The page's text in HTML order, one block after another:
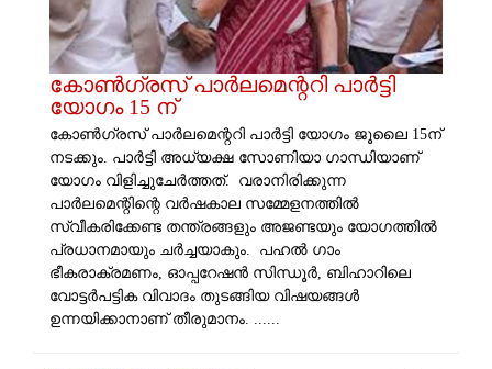
കോണ്‍ഗ്രസ് പാര്‍ലമെന്ററി പാര്‍ട്ടി
യോഗം 15 ന്
കോണ്‍ഗ്രസ് പാര്‍ലമെന്ററി പാര്‍ട്ടി യോഗം ജൂലൈ 15ന്
നടക്കും. പാര്‍ട്ടി അധ്യക്ഷ സോണിയാ ഗാന്ധിയാണ്
യോഗം വിളിച്ചുചേര്‍ത്തത്. വരാനിരിക്കുന്ന
പാര്‍ലമെന്റിന്റെ വര്‍ഷകാല സമ്മേളനത്തില്‍
സ്വീകരിക്കേണ്ട തന്ത്രങ്ങളും അജണ്ടയും യോഗത്തില്‍
പ്രധാനമായും ചര്‍ച്ചയാകും. പഹല്‍ ഗാം
ഭീകരാക്രമണം, ഓപ്പറേഷന്‍ സിന്ധൂര്‍, ബിഹാറിലെ
വോട്ടര്‍പട്ടിക വിവാദം തുടങ്ങിയ വിഷയങ്ങള്‍
ഉന്നയിക്കാനാണ് തീരുമാനം. ......